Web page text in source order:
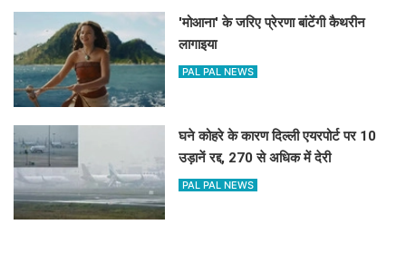
'मोआना' के जरिए प्रेरणा बांटेंगी कैथरीन
लागाइया
PAL PAL NEWS
घने कोहरे के कारण दिल्ली एयरपोर्ट पर 10
उड़ानें रद्द, 270 से अधिक में देरी
PAL PAL NEWS